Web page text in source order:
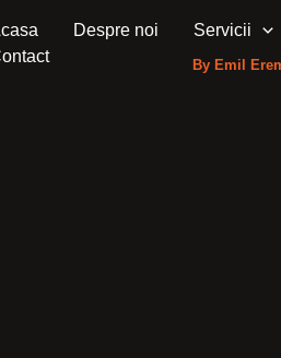
Despre noi Servicii
By Emil